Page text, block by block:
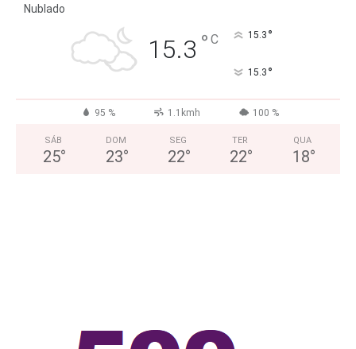
Nublado
15.3 ° C 15.3 °
15.3 °
95 % 1.1kmh 100 %
SÁB
25°
DOM
23°
SEG
22°
TER
22°
QUA
18°